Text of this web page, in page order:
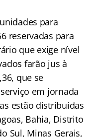
para
reservadas para
que exige nível
farão jus à
que se
em jornada
estão distribuídas
Bahia, Distrito
Sul, Minas Gerais,